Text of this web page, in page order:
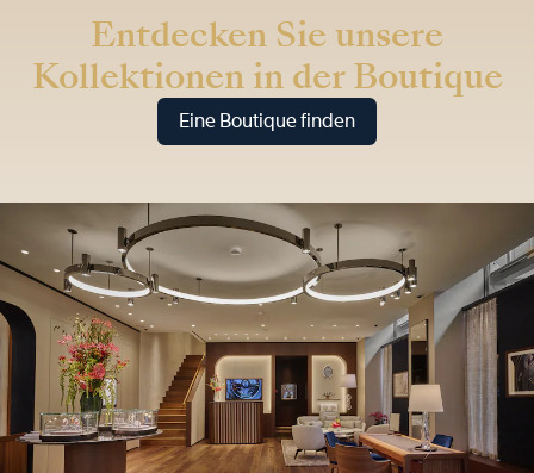
Entdecken Sie unsere
Kollektionen in der Boutique
Eine Boutique finden